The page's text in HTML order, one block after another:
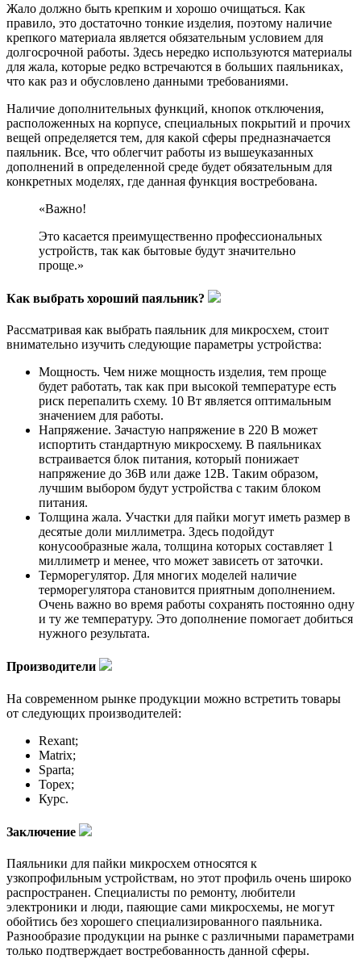
Жало должно быть крепким и хорошо очищаться. Как
правило, это достаточно тонкие изделия, поэтому наличие
крепкого материала является обязательным условием для
долгосрочной работы. Здесь нередко используются материалы
для жала, которые редко встречаются в больших паяльниках,
что как раз и обусловлено данными требованиями.
Наличие дополнительных функций, кнопок отключения,
расположенных на корпусе, специальных покрытий и прочих
вещей определяется тем, для какой сферы предназначается
паяльник. Все, что облегчит работы из вышеуказанных
дополнений в определенной среде будет обязательным для
конкретных моделях, где данная функция востребована.
«Важно!
Это касается преимущественно профессиональных
устройств, так как бытовые будут значительно
проще.»
Как выбрать хороший паяльник?
Рассматривая как выбрать паяльник для микросхем, стоит
внимательно изучить следующие параметры устройства:
Мощность. Чем ниже мощность изделия, тем проще
будет работать, так как при высокой температуре есть
риск перепалить схему. 10 Вт является оптимальным
значением для работы.
Напряжение. Зачастую напряжение в 220 В может
испортить стандартную микросхему. В паяльниках
встраивается блок питания, который понижает
напряжение до 36В или даже 12В. Таким образом,
лучшим выбором будут устройства с таким блоком
питания.
Толщина жала. Участки для пайки могут иметь размер в
десятые доли миллиметра. Здесь подойдут
конусообразные жала, толщина которых составляет 1
миллиметр и менее, что может зависеть от заточки.
Терморегулятор. Для многих моделей наличие
терморегулятора становится приятным дополнением.
Очень важно во время работы сохранять постоянно одну
и ту же температуру. Это дополнение помогает добиться
нужного результата.
Производители
На современном рынке продукции можно встретить товары
от следующих производителей:
Rexant;
Matrix;
Sparta;
Topex;
Курс.
Заключение
Паяльники для пайки микросхем относятся к
узкопрофильным устройствам, но этот профиль очень широко
распространен. Специалисты по ремонту, любители
электроники и люди, паяющие сами микросхемы, не могут
обойтись без хорошего специализированного паяльника.
Разнообразие продукции на рынке с различными параметрами
только подтверждает востребованность данной сферы.